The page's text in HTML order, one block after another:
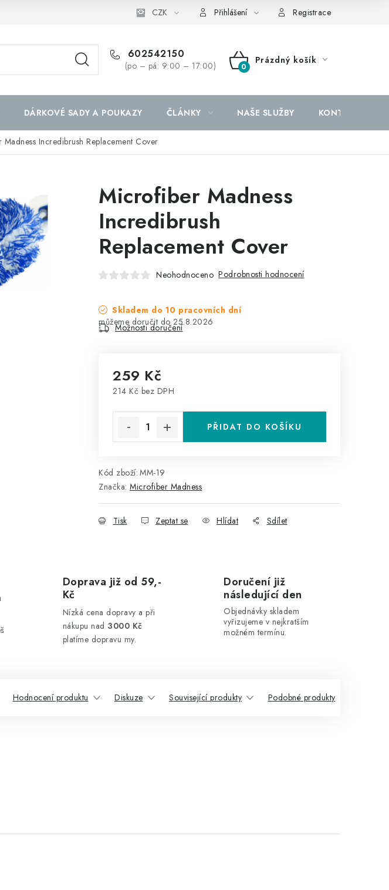
CZK Přihlášení Registrace
602542150
(po – pá: 9:00 – 17:00)
NÁKUPNÍ
Prázdný košík
DÁRKOVÉ SADY A POUKAZY ČLÁNKY NAŠE SLUŽBY KONTAKTY
Incredibrush Replacement Cover
Microfiber Madness
Incredibrush
Replacement Cover
Neohodnoceno Podrobnosti hodnocení
Skladem do 10 pracovních dní
25.8.2026
Možnosti doručení
259 Kč
214 Kč bez DPH
PŘIDAT DO KOŠÍKU
Kód zboží: MM-19
Značka: Microfiber Madness
Tisk Zeptat se Hlídat Sdílet
Doprava již od 59,-
Kč
Nízká cena dopravy a při
nákupu nad 3000 Kč
platíme dopravu my.
Doručení již
následující den
Objednávky skladem
vyřizujeme v nejkratším
možném termínu.
Hodnocení produktu Diskuze Související produkty Podobné produkty